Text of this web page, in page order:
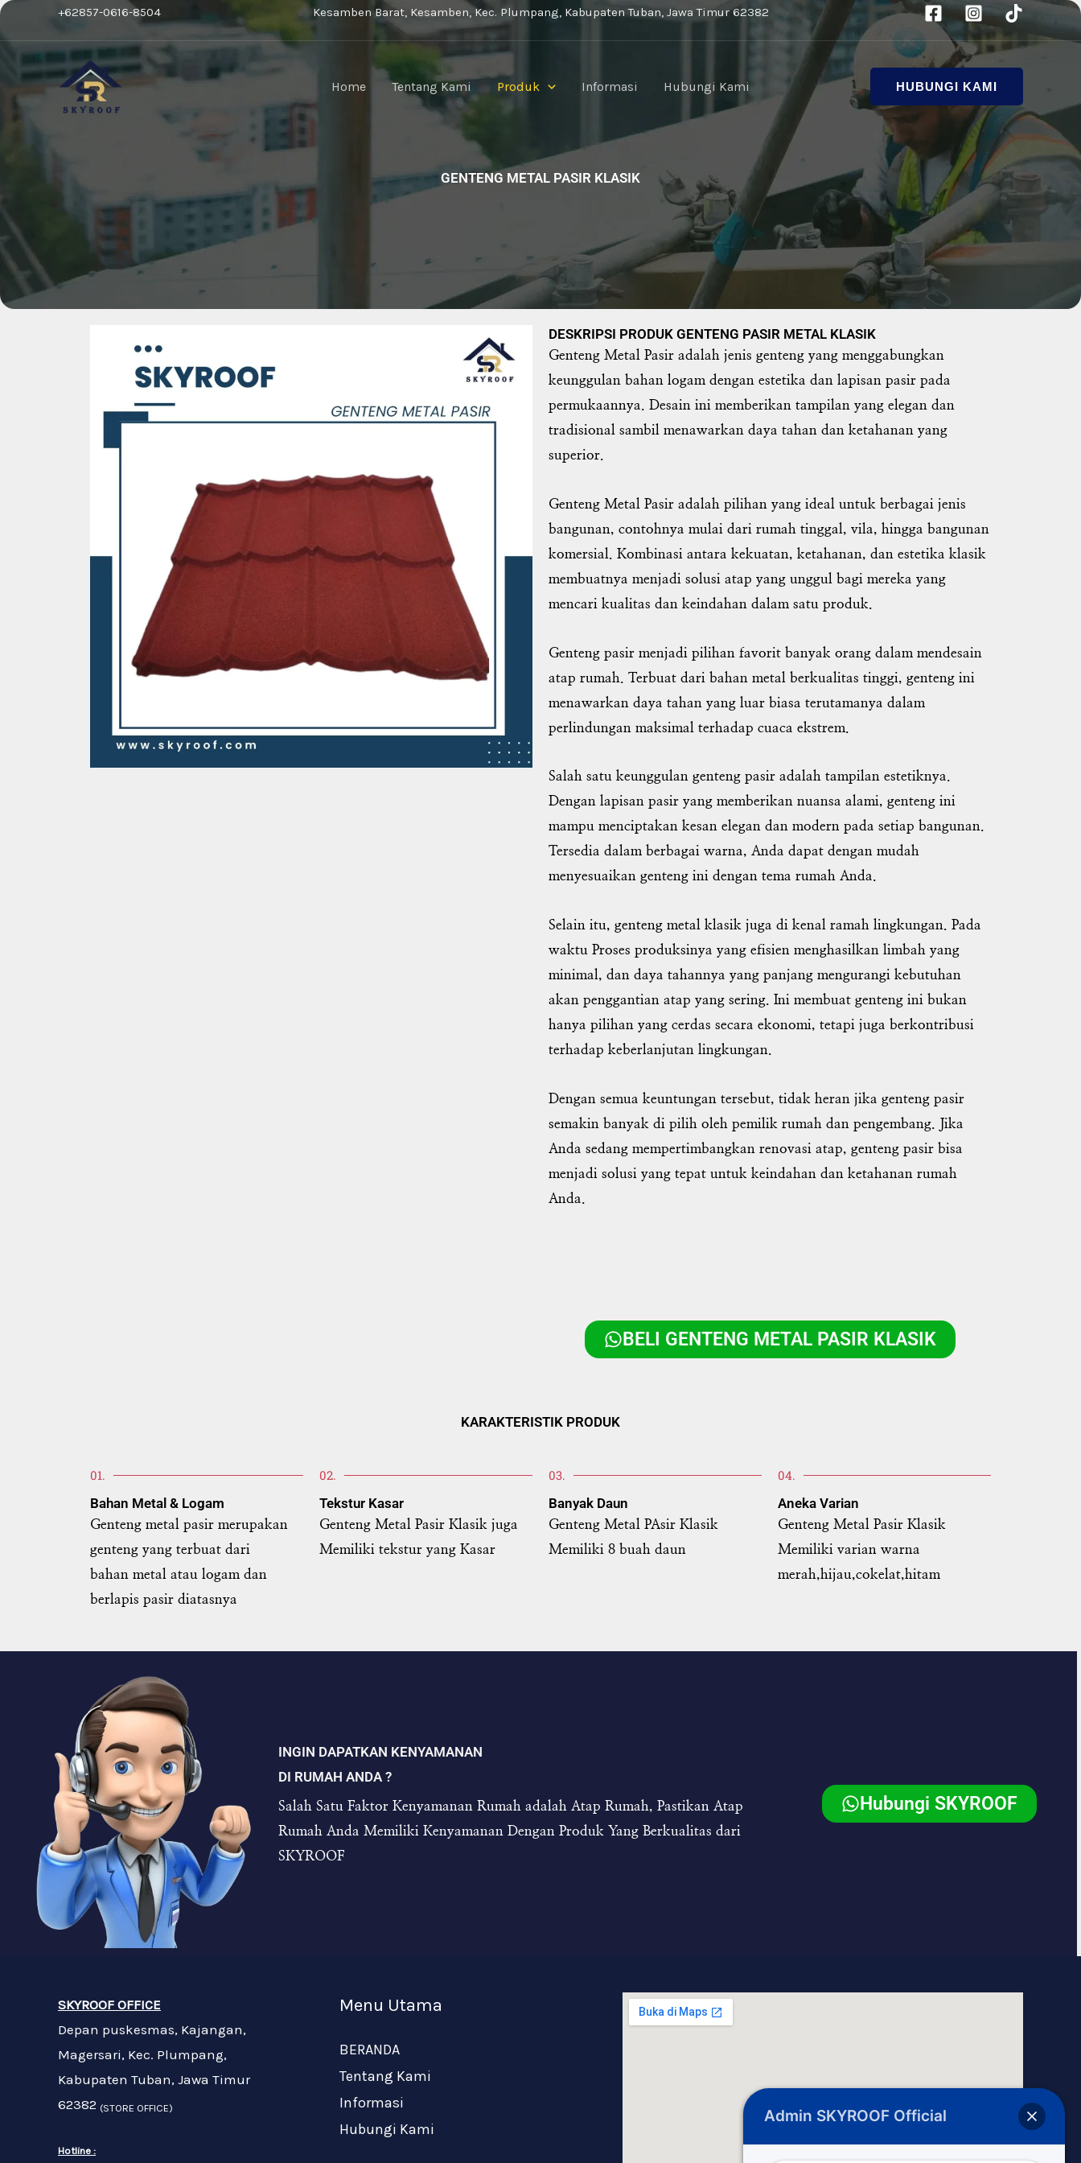
Lewati
ke
konten
+62857-0616-8504 Kesamben Barat, Kesamben, Kec. Plumpang, Kabupaten Tuban, Jawa Timur 62382
Home Tentang Kami Produk Informasi Hubungi Kami HUBUNGI KAMI
GENTENG METAL PASIR KLASIK
DESKRIPSI PRODUK GENTENG PASIR METAL KLASIK
Genteng Metal Pasir adalah jenis genteng yang menggabungkan
keunggulan bahan logam dengan estetika dan lapisan pasir pada
permukaannya. Desain ini memberikan tampilan yang elegan dan
tradisional sambil menawarkan daya tahan dan ketahanan yang
superior.
Genteng Metal Pasir adalah pilihan yang ideal untuk berbagai jenis
bangunan, contohnya mulai dari rumah tinggal, vila, hingga bangunan
komersial. Kombinasi antara kekuatan, ketahanan, dan estetika klasik
membuatnya menjadi solusi atap yang unggul bagi mereka yang
mencari kualitas dan keindahan dalam satu produk.
Genteng pasir menjadi pilihan favorit banyak orang dalam mendesain
atap rumah. Terbuat dari bahan metal berkualitas tinggi, genteng ini
menawarkan daya tahan yang luar biasa terutamanya dalam
perlindungan maksimal terhadap cuaca ekstrem.
Salah satu keunggulan genteng pasir adalah tampilan estetiknya.
Dengan lapisan pasir yang memberikan nuansa alami, genteng ini
mampu menciptakan kesan elegan dan modern pada setiap bangunan.
Tersedia dalam berbagai warna, Anda dapat dengan mudah
menyesuaikan genteng ini dengan tema rumah Anda.
Selain itu, genteng metal klasik juga di kenal ramah lingkungan. Pada
waktu Proses produksinya yang efisien menghasilkan limbah yang
minimal, dan daya tahannya yang panjang mengurangi kebutuhan
akan penggantian atap yang sering. Ini membuat genteng ini bukan
hanya pilihan yang cerdas secara ekonomi, tetapi juga berkontribusi
terhadap keberlanjutan lingkungan.
Dengan semua keuntungan tersebut, tidak heran jika genteng pasir
semakin banyak di pilih oleh pemilik rumah dan pengembang. Jika
Anda sedang mempertimbangkan renovasi atap, genteng pasir bisa
menjadi solusi yang tepat untuk keindahan dan ketahanan rumah
Anda.
BELI GENTENG METAL PASIR KLASIK​
KARAKTERISTIK PRODUK
01.
Bahan Metal & Logam
Genteng metal pasir merupakan
genteng yang terbuat dari
bahan metal atau logam dan
berlapis pasir diatasnya
02.
Tekstur Kasar
Genteng Metal Pasir Klasik juga
Memiliki tekstur yang Kasar
03.
Banyak Daun
Genteng Metal PAsir Klasik
Memiliki 8 buah daun
04.
Aneka Varian
Genteng Metal Pasir Klasik
Memiliki varian warna
merah,hijau,cokelat,hitam
INGIN DAPATKAN KENYAMANAN
DI RUMAH ANDA ?
Salah Satu Faktor Kenyamanan Rumah adalah Atap Rumah, Pastikan Atap
Rumah Anda Memiliki Kenyamanan Dengan Produk Yang Berkualitas dari
SKYROOF
Hubungi SKYROOF
SKYROOF OFFICE
Depan puskesmas, Kajangan,
Magersari, Kec. Plumpang,
Kabupaten Tuban, Jawa Timur
62382 (STORE OFFICE)
Hotline :
Menu Utama
BERANDA
Tentang Kami
Informasi
Hubungi Kami
Cari
Admin SKYROOF Official